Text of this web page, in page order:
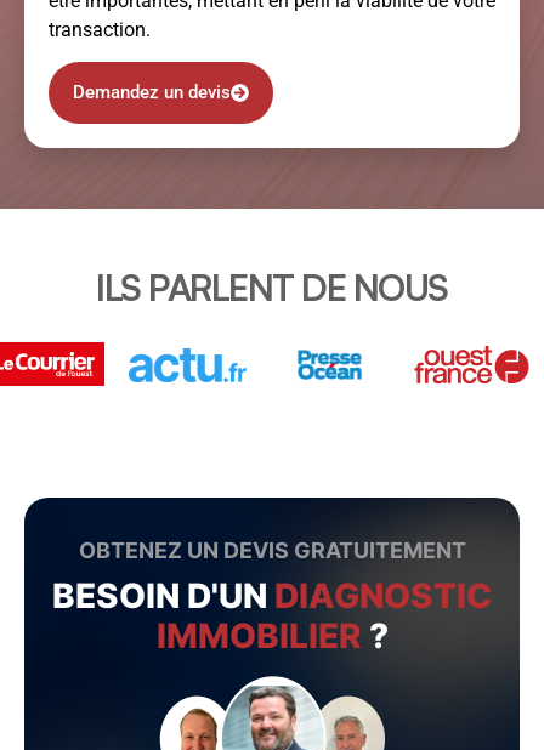
transaction.
Demandez un devis
ILS PARLENT DE NOUS
OBTENEZ UN DEVIS GRATUITEMENT
BESOIN D'UN DIAGNOSTIC
IMMOBILIER ?